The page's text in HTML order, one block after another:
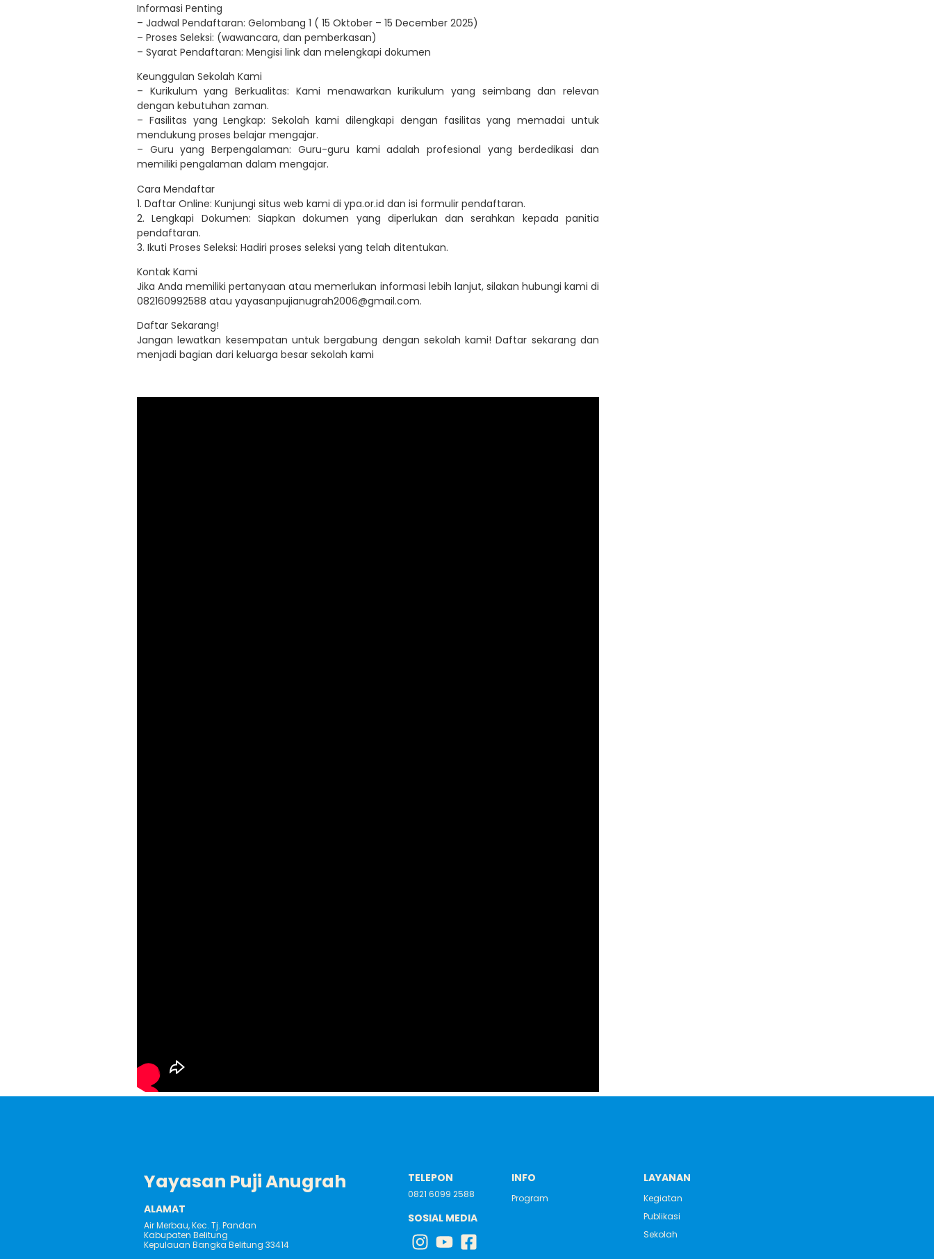
Informasi Penting
– Jadwal Pendaftaran: Gelombang 1 ( 15 Oktober – 15 December 2025)
– Proses Seleksi: (wawancara, dan pemberkasan)
– Syarat Pendaftaran: Mengisi link dan melengkapi dokumen
Keunggulan Sekolah Kami
– Kurikulum yang Berkualitas: Kami menawarkan kurikulum yang seimbang dan relevan
dengan kebutuhan zaman.
– Fasilitas yang Lengkap: Sekolah kami dilengkapi dengan fasilitas yang memadai untuk
mendukung proses belajar mengajar.
– Guru yang Berpengalaman: Guru-guru kami adalah profesional yang berdedikasi dan
memiliki pengalaman dalam mengajar.
Cara Mendaftar
1. Daftar Online: Kunjungi situs web kami di ypa.or.id dan isi formulir pendaftaran.
2. Lengkapi Dokumen: Siapkan dokumen yang diperlukan dan serahkan kepada panitia
pendaftaran.
3. Ikuti Proses Seleksi: Hadiri proses seleksi yang telah ditentukan.
Kontak Kami
Jika Anda memiliki pertanyaan atau memerlukan informasi lebih lanjut, silakan hubungi kami di
082160992588 atau yayasanpujianugrah2006@gmail.com.
Daftar Sekarang!
Jangan lewatkan kesempatan untuk bergabung dengan sekolah kami! Daftar sekarang dan
menjadi bagian dari keluarga besar sekolah kami
Yayasan Puji Anugrah
ALAMAT
Air Merbau, Kec. Tj. Pandan
Kabupaten Belitung
Kepulauan Bangka Belitung 33414
TELEPON
0821 6099 2588
SOSIAL MEDIA
INFO
Program
LAYANAN
Kegiatan
Publikasi
Sekolah